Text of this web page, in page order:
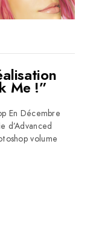
Me !”
En Décembre
d’Advanced
volume